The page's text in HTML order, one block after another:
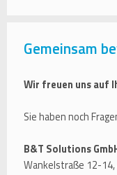
Gemeinsam
Wir freuen uns auf
Sie haben noch
B&T Solutions
Wankelstraße 12-